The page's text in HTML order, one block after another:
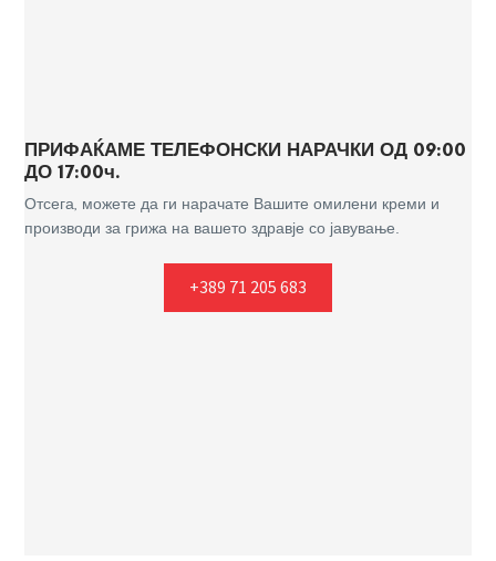
ПРИФАЌАМЕ ТЕЛЕФОНСКИ НАРАЧКИ ОД 09:00
ДО 17:00ч.
Отсега, можете да ги нарачате Вашите омилени креми и
производи за грижа на вашето здравје со јавување.
+389 71 205 683